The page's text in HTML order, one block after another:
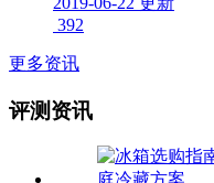
392
更多资讯
评测资讯